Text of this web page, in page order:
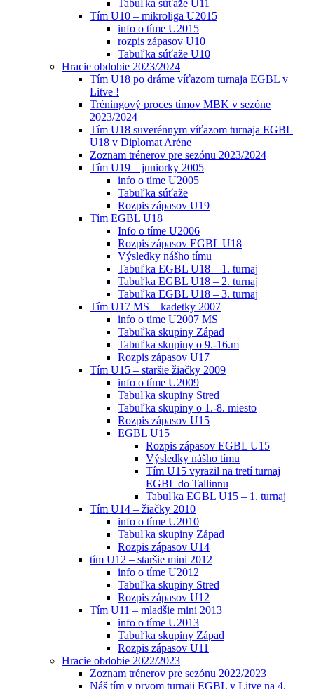
Tabuľka súťaže U11
Tím U10 – mikroliga U2015
info o tíme U2015
rozpis zápasov U10
Tabuľka súťaže U10
Hracie obdobie 2023/2024
Tím U18 po dráme víťazom turnaja EGBL v
Litve !
Tréningový proces tímov MBK v sezóne
2023/2024
Tím U18 suverénnym víťazom turnaja EGBL
U18 v Diplomat Aréne
Zoznam trénerov pre sezónu 2023/2024
Tím U19 – juniorky 2005
info o tíme U2005
Tabuľka súťaže
Rozpis zápasov U19
Tím EGBL U18
Info o tíme U2006
Rozpis zápasov EGBL U18
Výsledky nášho tímu
Tabuľka EGBL U18 – 1. turnaj
Tabuľka EGBL U18 – 2. turnaj
Tabuľka EGBL U18 – 3. turnaj
Tím U17 MS – kadetky 2007
info o tíme U2007 MS
Tabuľka skupiny Západ
Tabuľka skupiny o 9.-16.m
Rozpis zápasov U17
Tím U15 – staršie žiačky 2009
info o tíme U2009
Tabuľka skupiny Stred
Tabuľka skupiny o 1.-8. miesto
Rozpis zápasov U15
EGBL U15
Rozpis zápasov EGBL U15
Výsledky nášho tímu
Tím U15 vyrazil na tretí turnaj
EGBL do Tallinnu
Tabuľka EGBL U15 – 1. turnaj
Tím U14 – žiačky 2010
info o tíme U2010
Tabuľka skupiny Západ
Rozpis zápasov U14
tím U12 – staršie mini 2012
info o tíme U2012
Tabuľka skupiny Stred
Rozpis zápasov U12
Tím U11 – mladšie mini 2013
info o tíme U2013
Tabuľka skupiny Západ
Rozpis zápasov U11
Hracie obdobie 2022/2023
Zoznam trénerov pre sezónu 2022/2023
Náš tím v prvom turnaji EGBL v Litve na 4.